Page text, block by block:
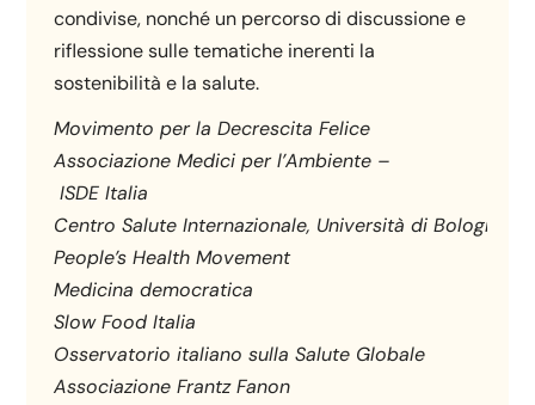
condivise, nonché un percorso di discussione e
riflessione sulle tematiche inerenti la
sostenibilità e la salute.
Movimento per la Decrescita Felice
Associazione Medici per l’Ambiente –
ISDE Italia
Centro Salute Internazionale, Università di Bologna
People’s Health Movement
Medicina democratica
Slow Food Italia
Osservatorio italiano sulla Salute Globale
Associazione Frantz Fanon